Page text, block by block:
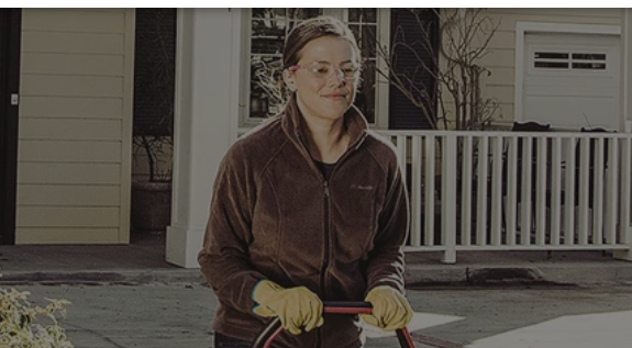
Wydajność Targetowanie Funkcjonalność Niesklasyfikowane
Targetowanie Funkcjonalność Niesklasyfikowane
korzystanie z podstawowych funkcji strony internetowej, takich jak logowanie użytkownika i
plików cookie nie można prawidłowo korzystać ze strony internetowej.
Provider/Domena
Okres
przechowywania
Opis
mojchorzow.pl 1 rok
Ten plik cookie przechowuje identyfikator sesji.
mojchorzow.pl 1 rok
Ten plik cookie przechowuje identyfikator sesji.